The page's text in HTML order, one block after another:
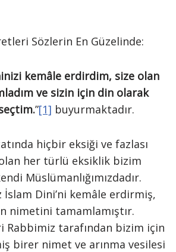
Sözlerin En Güzelinde:
kemâle erdirdim, size olan
ve sizin için din olarak
”[1] buyurmaktadır.
hiçbir eksiği ve fazlası
her türlü eksiklik bizim
Müslümanlığımızdadır.
İslam Dini’ni kemâle erdirmiş,
nimetini tamamlamıştır.
Rabbimiz tarafından bizim için
birer nimet ve arınma vesilesi